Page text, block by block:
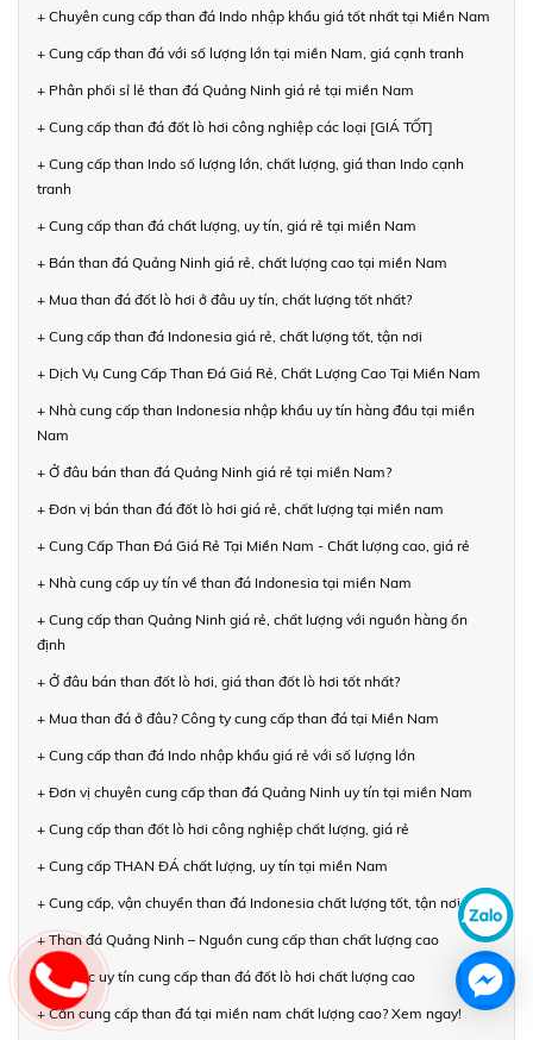
+ Chuyên cung cấp than đá Indo nhập khẩu giá tốt nhất tại Miền Nam
+ Cung cấp than đá với số lượng lớn tại miền Nam, giá cạnh tranh
+ Phân phối sỉ lẻ than đá Quảng Ninh giá rẻ tại miền Nam
+ Cung cấp than đá đốt lò hơi công nghiệp các loại [GIÁ TỐT]
+ Cung cấp than Indo số lượng lớn, chất lượng, giá than Indo cạnh
tranh
+ Cung cấp than đá chất lượng, uy tín, giá rẻ tại miền Nam
+ Bán than đá Quảng Ninh giá rẻ, chất lượng cao tại miền Nam
+ Mua than đá đốt lò hơi ở đâu uy tín, chất lượng tốt nhất?
+ Cung cấp than đá Indonesia giá rẻ, chất lượng tốt, tận nơi
+ Dịch Vụ Cung Cấp Than Đá Giá Rẻ, Chất Lượng Cao Tại Miền Nam
+ Nhà cung cấp than Indonesia nhập khẩu uy tín hàng đầu tại miền
Nam
+ Ở đâu bán than đá Quảng Ninh giá rẻ tại miền Nam?
+ Đơn vị bán than đá đốt lò hơi giá rẻ, chất lượng tại miền nam
+ Cung Cấp Than Đá Giá Rẻ Tại Miền Nam - Chất lượng cao, giá rẻ
+ Nhà cung cấp uy tín về than đá Indonesia tại miền Nam
+ Cung cấp than Quảng Ninh giá rẻ, chất lượng với nguồn hàng ổn
định
+ Ở đâu bán than đốt lò hơi, giá than đốt lò hơi tốt nhất?
+ Mua than đá ở đâu? Công ty cung cấp than đá tại Miền Nam
+ Cung cấp than đá Indo nhập khẩu giá rẻ với số lượng lớn
+ Đơn vị chuyên cung cấp than đá Quảng Ninh uy tín tại miền Nam
+ Cung cấp than đốt lò hơi công nghiệp chất lượng, giá rẻ
+ Cung cấp THAN ĐÁ chất lượng, uy tín tại miền Nam
+ Cung cấp, vận chuyển than đá Indonesia chất lượng tốt, tận nơi
+ Than đá Quảng Ninh – Nguồn cung cấp than chất lượng cao
+ Đối tác uy tín cung cấp than đá đốt lò hơi chất lượng cao
+ Cần cung cấp than đá tại miền nam chất lượng cao? Xem ngay!